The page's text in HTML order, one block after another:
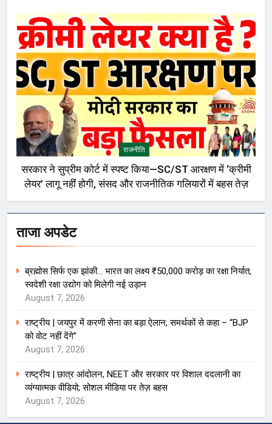
राजनीति
सरकार ने सुप्रीम कोर्ट में स्पष्ट किया—SC/ST आरक्षण में ‘क्रीमी
लेयर’ लागू नहीं होगी, संसद और राजनीतिक गलियारों में बहस तेज़
ताजा अपडेट
ब्रह्मोस सिर्फ एक झांकी… भारत का लक्ष्य ₹50,000 करोड़ का रक्षा निर्यात,
स्वदेशी रक्षा उद्योग को मिलेगी नई उड़ान
August 7, 2026
राष्ट्रीय | जयपुर में करणी सेना का बड़ा ऐलान; समर्थकों से कहा – “BJP
को वोट नहीं देंगे”
August 7, 2026
राष्ट्रीय | छात्र आंदोलन, NEET और सरकार पर विशाल ददलानी का
व्यंग्यात्मक वीडियो; सोशल मीडिया पर तेज़ बहस
August 7, 2026